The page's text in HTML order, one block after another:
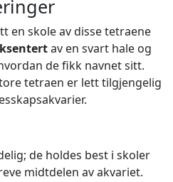
en skole av disse tetraene
av en svart hale og
de fikk navnet sitt.
tetraen er lett tilgjengelig
de holdes best i skoler
midtdelen av akvariet.